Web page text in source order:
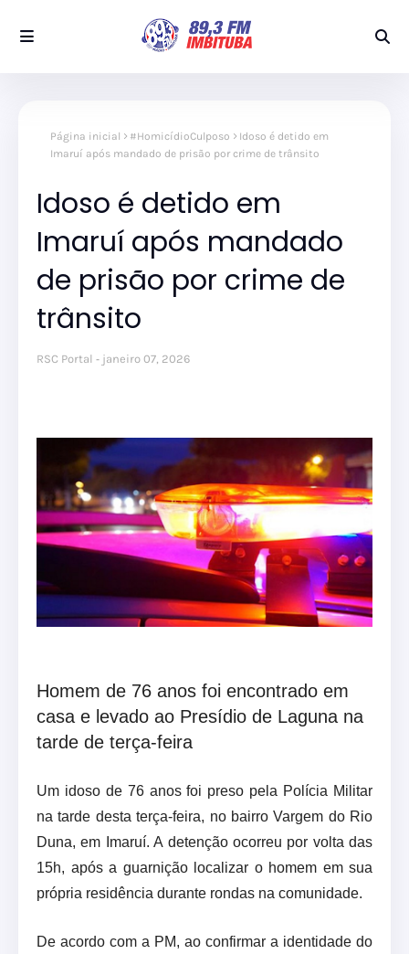
Página inicial #HomicídioCulposo
Idoso é detido em
Imaruí após mandado de prisão por crime de trânsito
Idoso é detido em
Imaruí após mandado
de prisão por crime de
trânsito
RSC Portal janeiro 07, 2026
Homem de 76 anos foi encontrado em
casa e levado ao Presídio de Laguna na
tarde de terça-feira
Um idoso de 76 anos foi preso pela Polícia Militar
na tarde desta terça-feira, no bairro Vargem do Rio
Duna, em Imaruí. A detenção ocorreu por volta das
15h, após a guarnição localizar o homem em sua
própria residência durante rondas na comunidade.
De acordo com a PM, ao confirmar a identidade do